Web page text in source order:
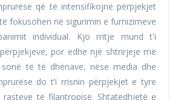
që të intensifikojnë përpjekjet
fokusohen në sigurimin e furnizimeve
individual. Kjo rritje mund t'i
por edhe një shtrirjeje më
të të dhënave, nëse media dhe
do t’i rrisnin përpjekjet e tyre
të filantropisë. Shtatëdhjetë e